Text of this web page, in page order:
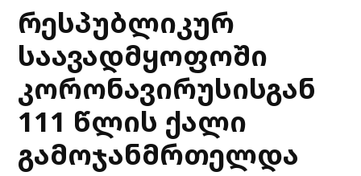
რესპუბლიკურ
საავადმყოფოში
კორონავირუსისგან
111 წლის ქალი
გამოჯანმრთელდა